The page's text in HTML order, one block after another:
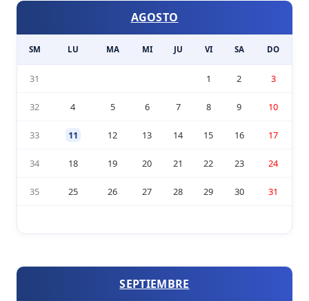
AGOSTO
SM LU MA MI JU VI SA DO
31 1 2 3
32 4 5 6 7 8 9 10
33 11 12 13 14 15 16 17
34 18 19 20 21 22 23 24
35 25 26 27 28 29 30 31
SEPTIEMBRE